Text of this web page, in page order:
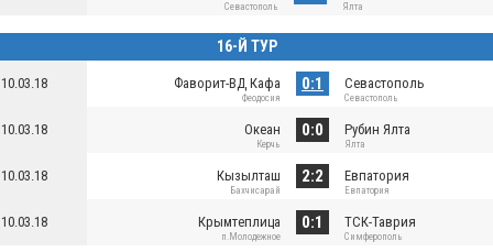
Севастополь Ялта
16-Й ТУР
10.03.18 Фаворит-ВД Кафа
Феодосия
0:1 Севастополь
Севастополь
10.03.18 Океан
Керчь
0:0 Рубин Ялта
Ялта
10.03.18 Кызылташ
Бахчисарай
2:2 Евпатория
Евпатория
10.03.18 Крымтеплица
п.Молодежное
0:1 ТСК-Таврия
Симферополь